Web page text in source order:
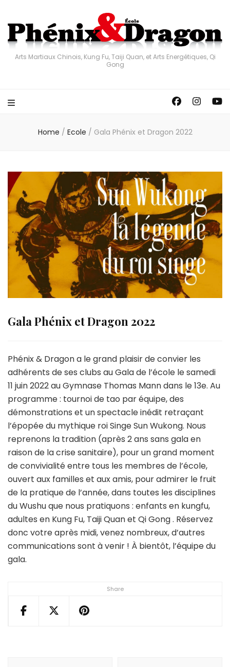
Arts Martiaux Chinois, Kung Fu, Taiji Quan, et Arts Energétiques, Qi
Gong
Home / Ecole / Gala Phénix et Dragon 2022
Gala Phénix et Dragon 2022
Share
Phénix & Dragon a le grand plaisir de convier les
adhérents de ses clubs au Gala de l’école le samedi
11 juin 2022 au Gymnase Thomas Mann dans le 13e. Au
programme : tournoi de tao par équipe, des
démonstrations et un spectacle inédit retraçant
l’épopée du mythique roi Singe Sun Wukong. Nous
reprenons la tradition (après 2 ans sans gala en
raison de la crise sanitaire), pour un grand moment
de convivialité entre tous les membres de l’école,
ouvert aux familles et aux amis, pour admirer le fruit
de la pratique de l’année, dans toutes les disciplines
du Wushu que nous pratiquons : enfants en kungfu,
adultes en Kung Fu, Taiji Quan et Qi Gong . Réservez
donc votre après midi, venez nombreux, d’autres
communications sont à venir ! À bientôt, l’équipe du
gala.